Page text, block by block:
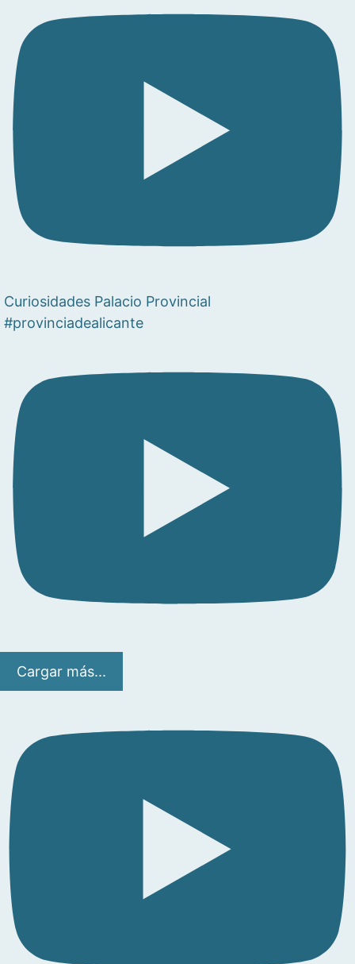
Curiosidades Palacio Provincial
#provinciadealicante
Cargar más...